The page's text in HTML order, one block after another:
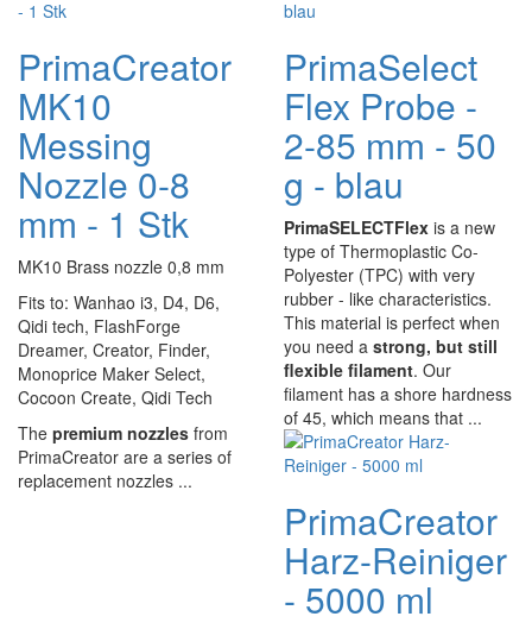
PrimaCreator
MK10
Messing
Nozzle 0-8
mm - 1 Stk
MK10 Brass nozzle 0,8 mm
Fits to: Wanhao i3, D4, D6,
Qidi tech, FlashForge
Dreamer, Creator, Finder,
Monoprice Maker Select,
Cocoon Create, Qidi Tech
The premium nozzles from
PrimaCreator are a series of
replacement nozzles ...
PrimaSelect
Flex Probe -
2-85 mm - 50
g - blau
PrimaSELECTFlex is a new
type of Thermoplastic Co-
Polyester (TPC) with very
rubber - like characteristics.
This material is perfect when
you need a strong, but still
flexible filament. Our
filament has a shore hardness
of 45, which means that ...
PrimaCreator
Harz-Reiniger
- 5000 ml